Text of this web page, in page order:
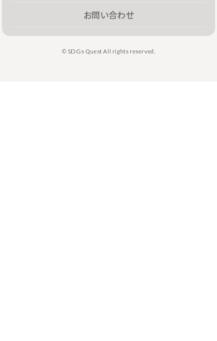
お問い合わせ
© SDGs Quest All rights reserved.